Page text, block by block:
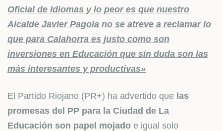
Oficial de Idiomas y lo peor es que nuestro
Alcalde Javier Pagola no se atreve a reclamar lo
que para Calahorra es justo como son
inversiones en Educación que sin duda son las
más interesantes y productivas»
El Partido Riojano (PR+) ha advertido que las
promesas del PP para la Ciudad de La
Educación son papel mojado e igual solo